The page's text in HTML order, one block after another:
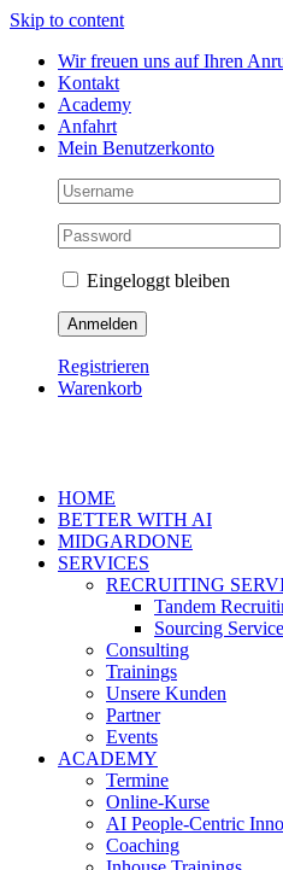
Skip to content
Wir freuen uns auf Ihren
Kontakt
Academy
Anfahrt
Mein Benutzerkonto
Eingeloggt bleiben
Registrieren
Warenkorb
HOME
BETTER WITH AI
MIDGARDONE
SERVICES
RECRUITING
Tandem
Sourcing
Consulting
Trainings
Unsere Kunden
Partner
Events
ACADEMY
Termine
Online-Kurse
AI People-Centric
Coaching